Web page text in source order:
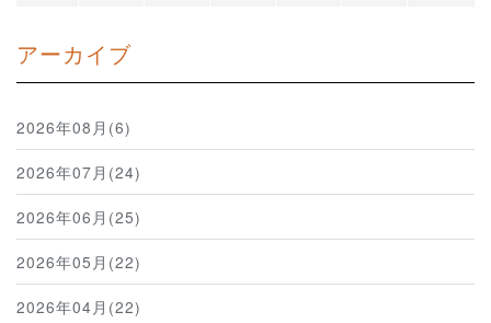
アーカイブ
2026年08月(6)
2026年07月(24)
2026年06月(25)
2026年05月(22)
2026年04月(22)